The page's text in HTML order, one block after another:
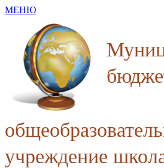
МЕНЮ
учреждение